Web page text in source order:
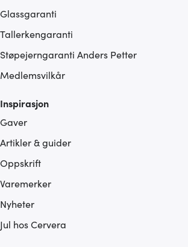
Glassgaranti
Tallerkengaranti
Støpejerngaranti Anders Petter
Medlemsvilkår
Inspirasjon
Gaver
Artikler & guider
Oppskrift
Varemerker
Nyheter
Jul hos Cervera